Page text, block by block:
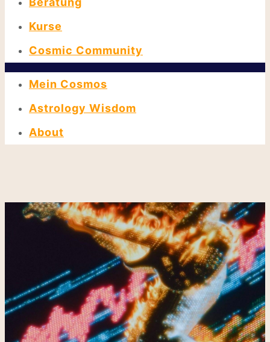
Kurse
Cosmic Community
Mein Cosmos
Astrology Wisdom
About